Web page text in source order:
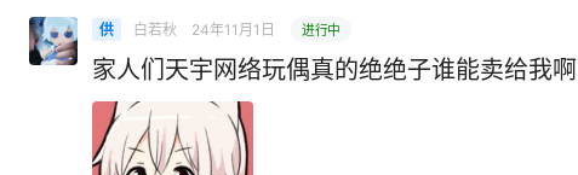
供 白若秋 24年11月1日 进行中
家人们天宇网络玩偶真的绝绝子谁能卖给我啊